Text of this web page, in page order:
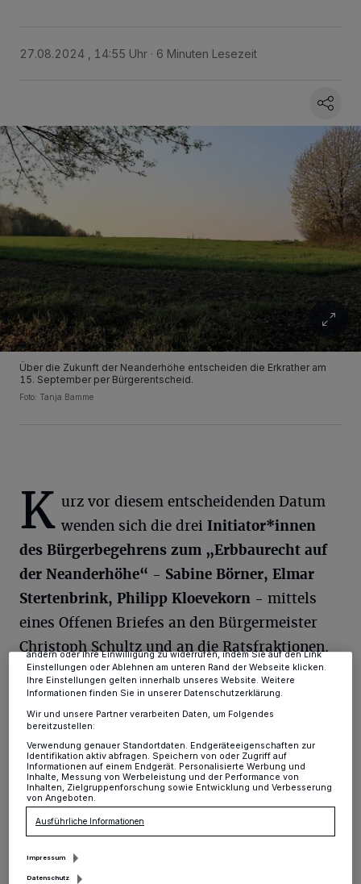
27.08.2024 , 14:55 Uhr 6 Minuten Lesezeit
Über die Zukunft der Neanderhöhe entscheiden die Erkrather am
15. September per Bürgerentscheid.
Foto: Tanja Bamme
K urz vor diesem entscheidenden Datum
wenden sich die drei Initiator*innen
des Bürgerbegehrens zum „Erbbaurecht auf
der Neanderhöhe“ - Sabine Börner, Elmar
Stertenbrink, Philipp Kloevekorn - mittels
eines Offenen Briefes an den Bürgermeister
Christoph Schultz und an die Ratsfraktionen.
Darin nehmen sie noch einmal klar Stellung,
warum aus ihrer Sicht die Vergabe im Rahmen
des so genannten Erbbaurechts Sinn macht.
Darin heißt es: „Natürlich sind auch wir der
Meinung, dass die Stadt Erkrath
Gewerbesteuereinnahmen braucht. Damit das
Gewerbegebiet Neanderhöhe aber dauerhaft
Gewerbesteuereinnahmen bringen kann, darf
Wir und unsere 218-Partner speichern und greifen auf
Kennungen auf Ihrem Gerät zu. Durch Auswahl von OK aktivieren Sie
Tracking-Technologien für die unter „Wir und unsere Partner
verarbeiten Daten, um Ihnen Dienste bereitzustellen“ aufgeführten
Zwecke. Wenn Tracker deaktiviert sind, sind manche Inhalte und
Anzeigen möglicherweise nicht mehr so relevant für Sie. Sie können
dieses Menü jederzeit wieder aufrufen, um Ihre Einstellungen zu
ändern oder Ihre Einwilligung zu widerrufen, indem Sie auf den Link
Einstellungen oder Ablehnen am unteren Rand der Webseite klicken.
Ihre Einstellungen gelten innerhalb unseres Website. Weitere
Informationen finden Sie in unserer Datenschutzerklärung.
Wir und unsere Partner verarbeiten Daten, um Folgendes
bereitzustellen:
Verwendung genauer Standortdaten. Endgeräteeigenschaften zur
Identifikation aktiv abfragen. Speichern von oder Zugriff auf
Informationen auf einem Endgerät. Personalisierte Werbung und
Inhalte, Messung von Werbeleistung und der Performance von
Inhalten, Zielgruppenforschung sowie Entwicklung und Verbesserung
von Angeboten.
Ausführliche Informationen
Impressum
Datenschutz